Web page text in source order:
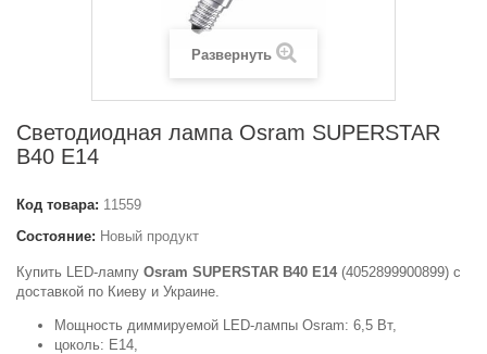
Развернуть
Светодиодная лампа Osram SUPERSTAR
B40 E14
Код товара: 11559
Состояние: Новый продукт
Купить LED-лампу Osram SUPERSTAR B40 E14(4052899900899) c
доставкой по Киеву и Украине.
Мощность диммируемой LED-лампы Osram: 6,5 Вт,
цоколь: Е14,